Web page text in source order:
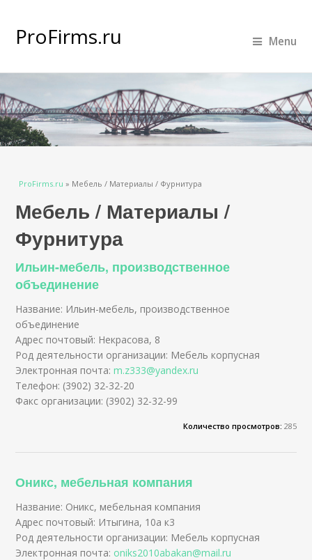
ProFirms.ru Menu
Вы здесь
ProFirms.ru » Мебель / Материалы / Фурнитура
Мебель / Материалы /
Фурнитура
Ильин-мебель, производственное
объединение
Название: Ильин-мебель, производственное
объединение
Адрес почтовый: Некрасова, 8
Род деятельности организации: Мебель корпусная
Электронная почта:m.z333@yandex.ru
Телефон: (3902) 32-32-20
Факс организации: (3902) 32-32-99
Количество просмотров: 285
Оникс, мебельная компания
Название: Оникс, мебельная компания
Адрес почтовый: Итыгина, 10а к3
Род деятельности организации: Мебель корпусная
Электронная почта: oniks2010abakan@mail.ru